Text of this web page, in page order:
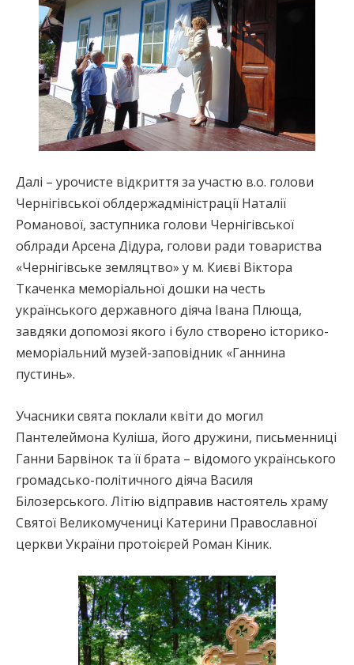
Далі – урочисте відкриття за участю в.о. голови
Чернігівської облдержадміністрації Наталії
Романової, заступника голови Чернігівської
облради Арсена Дідура, голови ради товариства
«Чернігівське земляцтво» у м. Києві Віктора
Ткаченка меморіальної дошки на честь
українського державного діяча Івана Плюща,
завдяки допомозі якого і було створено історико-
меморіальний музей-заповідник «Ганнина
пустинь».
Учасники свята поклали квіти до могил
Пантелеймона Куліша, його дружини, письменниці
Ганни Барвінок та її брата – відомого українського
громадсько-політичного діяча Василя
Білозерського. Літію відправив настоятель храму
Святої Великомучениці Катерини Православної
церкви України протоієрей Роман Кіник.